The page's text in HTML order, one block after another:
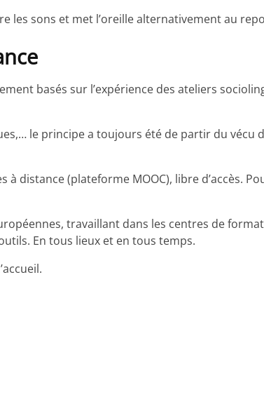
les sons et met l’oreille alternativement au
basés sur l’expérience des ateliers
le principe a toujours été de partir du vécu
distance (plateforme MOOC), libre d’accès.
travaillant dans les centres de
En tous lieux et en tous temps.